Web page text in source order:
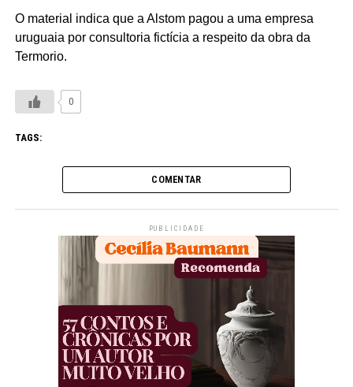
O material indica que a Alstom pagou a uma empresa
uruguaia por consultoria fictícia a respeito da obra da
Termorio.
0
TAGS:
COMENTAR
PUBLICIDADE